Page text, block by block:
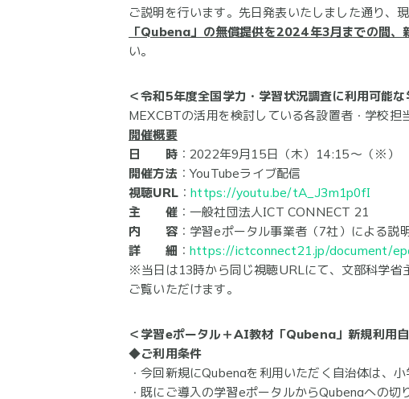
ご説明を行います。先日発表いたしました通り、
「Qubena」の無償提供を2024年3月までの間、
い。
＜令和5年度全国学力・学習状況調査に利用可能
MEXCBTの活用を検討している各設置者・学校
開催概要
日 時：2022年9月15日（木）14:15～（※）
開催方法：YouTubeライブ配信
視聴URL ： https://youtu.be/tA_J3m1p0fI
主 催：一般社団法人ICT CONNECT 21
内 容：学習eポータル事業者（7社）による説
詳 細
： https://ictconnect21.jp/document/
※当日は13時から同じ視聴URLにて、文部科学省
ご覧いただけます。
＜学習eポータル＋AI教材「Qubena」新規利用
◆ご利用条件
・今回新規にQubenaを利用いただく自治体は、
・既にご導入の学習eポータルからQubenaへの